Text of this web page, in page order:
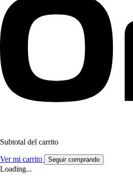
Subtotal del carrito
Ver mi carrito Seguir comprando
Loading...